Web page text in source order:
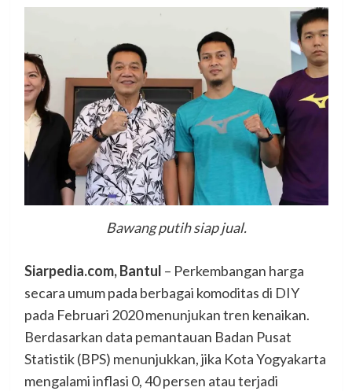
Bawang putih siap jual.
Siarpedia.com, Bantul – Perkembangan harga
secara umum pada berbagai komoditas di DIY
pada Februari 2020 menunjukan tren kenaikan.
Berdasarkan data pemantauan Badan Pusat
Statistik (BPS) menunjukkan, jika Kota Yogyakarta
mengalami inflasi 0, 40 persen atau terjadi